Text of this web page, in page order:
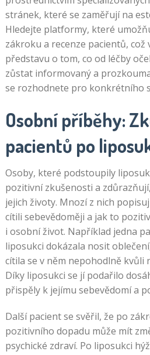
stránek, které se zaměřují na
Hledejte platformy, které
zákroku a recenze pacientů,
představu o tom, co od léčby
zůstat informovaný a
se rozhodnete pro konkrétního
Osobní příběhy:
pacientů po
Osoby, které podstoupily
pozitivní zkušenosti a
jejich životy. Mnozí z nich
cítili sebevědoměji a jak to
i osobní život. Například jedna
liposukci dokázala nosit
cítila se v něm nepohodlně kvůli
Díky liposukci se jí podařilo
přispěly k jejímu sebevědomí a
Další pacient se svěřil, že po
pozitivního dopadu může mít
psychické zdraví. Po liposukci